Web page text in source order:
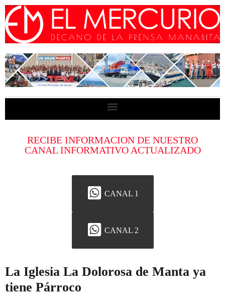
RECIBE INFORMACION DE NUESTRO
CANAL INFORMATIVO ACTUALIZADO
CANAL 1
CANAL 2
La Iglesia La Dolorosa de Manta ya
tiene Párroco